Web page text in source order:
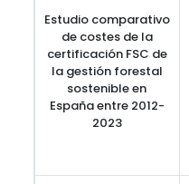
Estudio comparativo
de costes de la
certificación FSC de
la gestión forestal
sostenible en
España entre 2012-
2023